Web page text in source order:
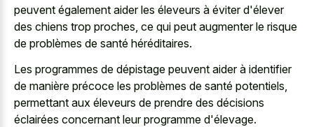
peuvent également aider les éleveurs à éviter d'élever
des chiens trop proches, ce qui peut augmenter le risque
de problèmes de santé héréditaires.
Les programmes de dépistage peuvent aider à identifier
de manière précoce les problèmes de santé potentiels,
permettant aux éleveurs de prendre des décisions
éclairées concernant leur programme d'élevage.